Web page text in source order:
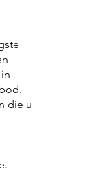
die u